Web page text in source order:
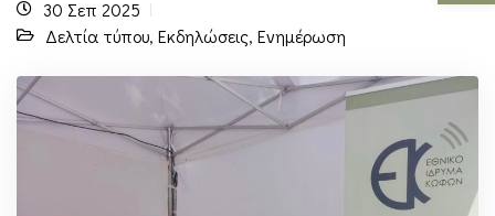
30 Σεπ 2025
Δελτία τύπου, Εκδηλώσεις, Ενημέρωση